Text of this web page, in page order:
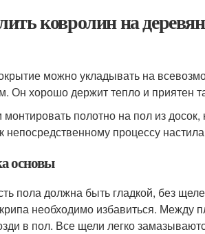
ковролин на
можно укладывать на
Он хорошо держит тепло и приятен
полотно на пол из
непосредственному процессу
основы
пола должна быть гладкой, без
необходимо избавиться. Между
в пол. Все щели легко